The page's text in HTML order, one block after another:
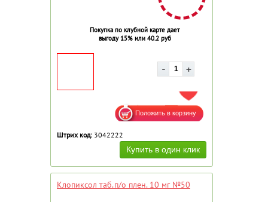
Покупка по клубной карте дает
выгоду 15% или 40.2 руб
ДОБАВИТЬ В ИЗБРАННОЕ
Штрих код: 3042222
Клопиксол таб.п/о плен. 10 мг №50